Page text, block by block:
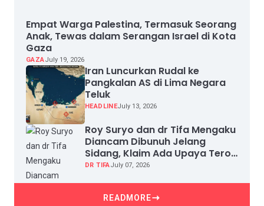
Empat Warga Palestina, Termasuk Seorang
Anak, Tewas dalam Serangan Israel di Kota
Gaza
GAZAJuly 19, 2026
Iran Luncurkan Rudal ke
Pangkalan AS di Lima Negara
Teluk
HEADLINEJuly 13, 2026
Roy Suryo dan dr Tifa Mengaku
Diancam Dibunuh Jelang
Sidang, Klaim Ada Upaya Teror
dan Intimidasi
DR TIFAJuly 07, 2026
READMORE